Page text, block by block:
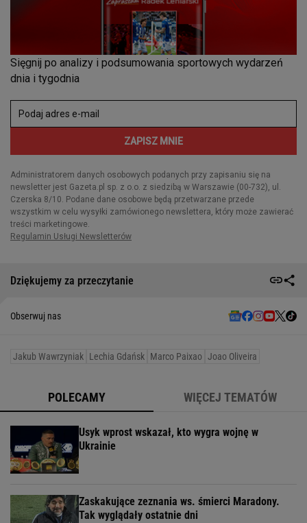
Dziękujemy za przeczytanie
Obserwuj nas
Jakub Wawrzyniak Lechia Gdańsk Marco Paixao Joao Oliveira
POLECAMY WIĘCEJ TEMATÓW
Usyk wprost wskazał, kto wygra wojnę w
Ukrainie
Zaskakujące zeznania ws. śmierci Maradony.
Tak wyglądały ostatnie dni